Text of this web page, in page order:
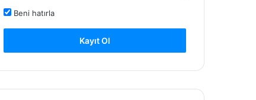
Beni hatırla
Kayıt Ol